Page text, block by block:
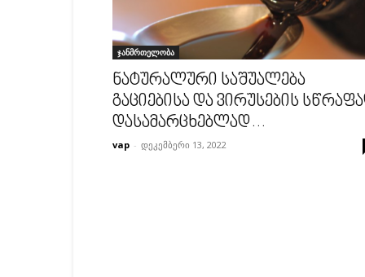
ჯანმრთელობა
ნატურალური საშუალება
გაციებისა და ვირუსების
დასამარცხებლად…
vap - დეკემბერი 13, 2022